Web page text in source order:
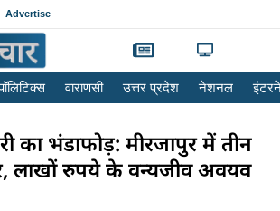
Advertise
वाराणसी उत्तर प्रदेश नेशनल
का भंडाफोड़: मीरजापुर में तीन
लाखों रुपये के वन्यजीव अवयव